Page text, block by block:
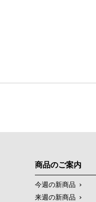
商品のご案内
今週の新商品
来週の新商品